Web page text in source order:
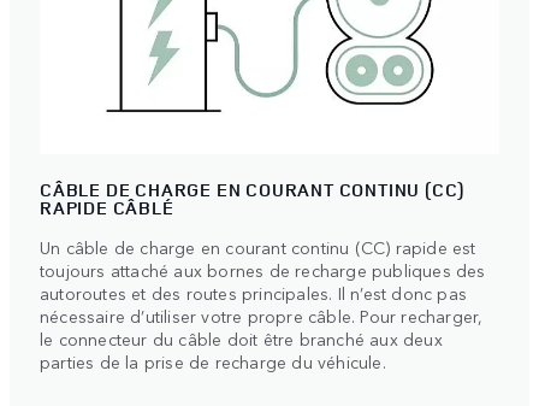
CÂBLE DE CHARGE EN COURANT CONTINU (CC)
RAPIDE CÂBLÉ
Un câble de charge en courant continu (CC) rapide est
toujours attaché aux bornes de recharge publiques des
autoroutes et des routes principales. Il n’est donc pas
nécessaire d’utiliser votre propre câble. Pour recharger,
le connecteur du câble doit être branché aux deux
parties de la prise de recharge du véhicule.